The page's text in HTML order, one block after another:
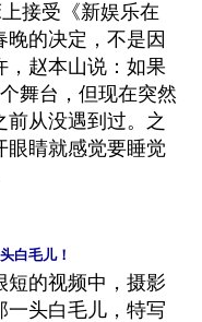
接受《新娱乐在
的决定，不是因
，赵本山说：如果
舞台，但现在突然
从没遇到过。之
眼睛就感觉要睡觉
白毛儿！
短的视频中，摄影
一头白毛儿，特写